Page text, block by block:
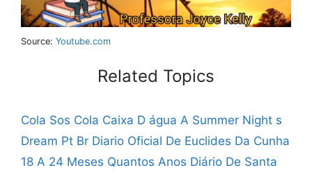
Source: Youtube.com
Related Topics
Cola Sos Cola Caixa D água A Summer Night s
Dream Pt Br Diario Oficial De Euclides Da Cunha
18 A 24 Meses Quantos Anos Diário De Santa